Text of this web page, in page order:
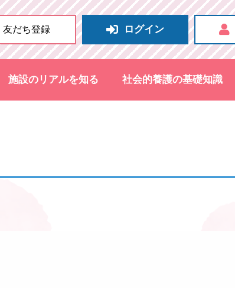
友だち登録 ログイン
施設のリアルを知る 社会的養護の基礎知識